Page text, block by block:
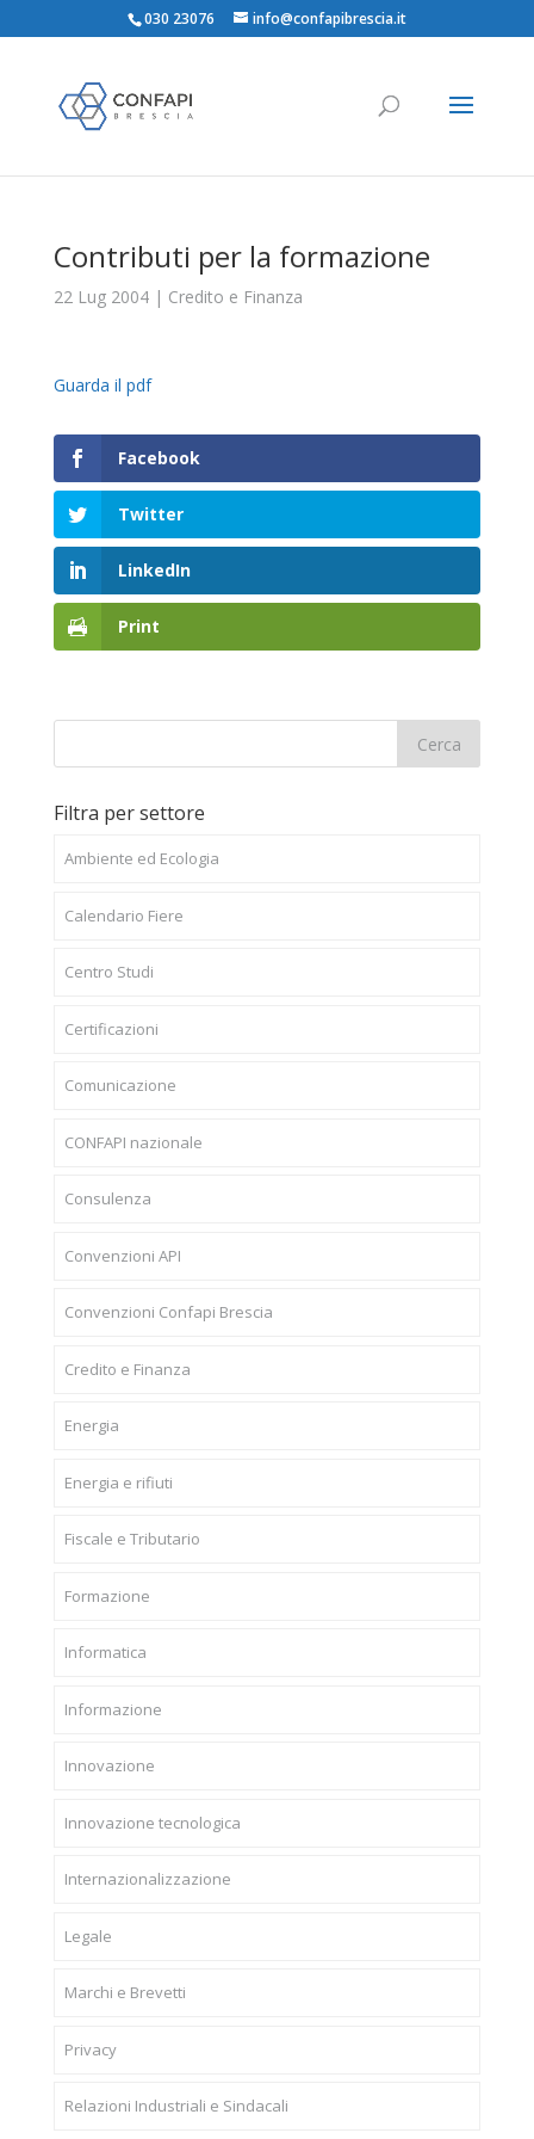
030 23076 info@confapibrescia.it
Contributi per la formazione
22 Lug 2004| Credito e Finanza
Guarda il pdf
Facebook
Twitter
LinkedIn
Print
Filtra per settore
Ambiente ed Ecologia
Calendario Fiere
Centro Studi
Certificazioni
Comunicazione
CONFAPI nazionale
Consulenza
Convenzioni API
Convenzioni Confapi Brescia
Credito e Finanza
Energia
Energia e rifiuti
Fiscale e Tributario
Formazione
Informatica
Informazione
Innovazione
Innovazione tecnologica
Internazionalizzazione
Legale
Marchi e Brevetti
Privacy
Relazioni Industriali e Sindacali